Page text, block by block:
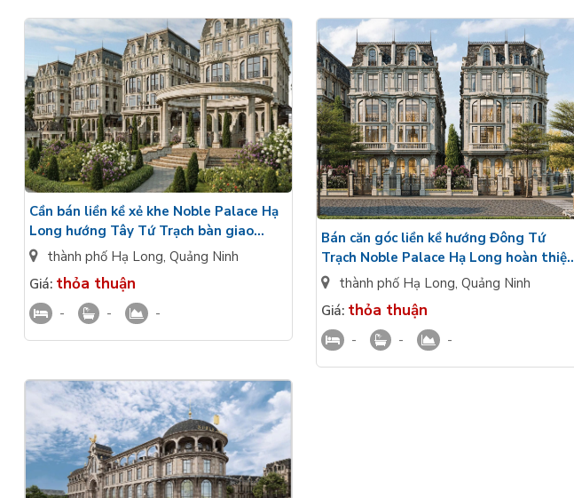
Cần bán liền kề xẻ khe Noble Palace Hạ
Long hướng Tây Tứ Trạch bàn giao
nguyên bản - KD thuận lợi
thành phố Hạ Long, Quảng Ninh
Giá: thỏa thuận
- - -
Bán căn góc liền kề hướng Đông Tứ
Trạch Noble Palace Hạ Long hoàn thiện
mặt ngoài gần hồ bơi
thành phố Hạ Long, Quảng Ninh
Giá: thỏa thuận
- - -